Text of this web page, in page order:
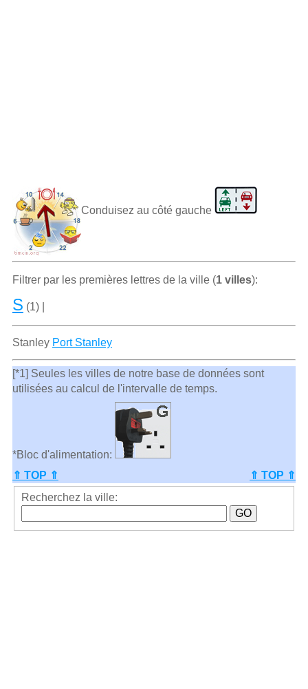
Conduisez au côté gauche
Filtrer par les premiѐres lettres de la ville (1 villes):
S (1) |
Stanley Port Stanley
[*1] Seules les villes de notre base de données sont
utilisées au calcul de l'intervalle de temps.
*Bloc d'alimentation:
⇑ TOP ⇑
⇑ TOP ⇑
Recherchez la ville: